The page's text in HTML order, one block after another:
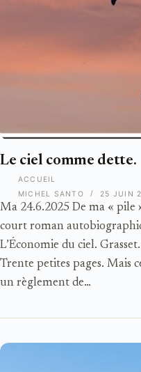
ACCUEIL
Le ciel comme dette.
Ma 24.6.2025 De ma « pile
court roman
L’Économie du ciel.
Trente petites pages. Mais
un règlement de…
MICHEL SANTO 25 JUIN